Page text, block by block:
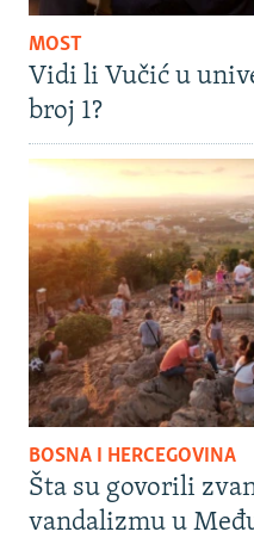
MOST
Vidi li Vučić u
broj 1?
BOSNA I HERCEGOVINA
Šta su govorili
vandalizmu u